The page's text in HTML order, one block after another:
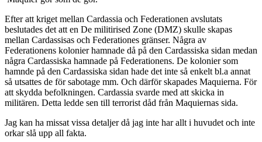
Efter att kriget mellan Cardassia och Federationen avslutats
beslutades det att en De militirised Zone (DMZ) skulle skapas
mellan Cardassisas och Federationes gränser. Några av
Federationens kolonier hamnade då på den Cardassiska sidan medan
några Cardassiska hamnade på Federationens. De kolonier som
hamnde på den Cardassiska sidan hade det inte så enkelt bl.a annat
så utsattes de för sabotage mm. Och därför skapades Maquierna. För
att skydda befolkningen. Cardassia svarde med att skicka in
militären. Detta ledde sen till terrorist dåd från Maquiernas sida.
Jag kan ha missat vissa detaljer då jag inte har allt i huvudet och inte
orkar slå upp all fakta.